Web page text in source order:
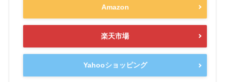
Amazon
楽天市場
Yahooショッピング